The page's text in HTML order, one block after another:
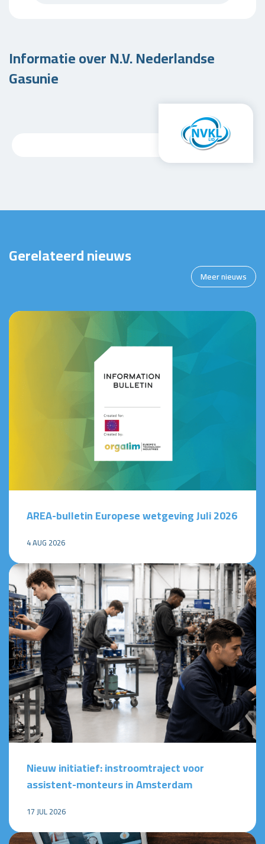
Informatie over N.V. Nederlandse
Gasunie
Gerelateerd nieuws
Meer nieuws
AREA-bulletin Europese wetgeving Juli 2026
4 AUG 2026
Nieuw initiatief: instroomtraject voor
assistent-monteurs in Amsterdam
17 JUL 2026